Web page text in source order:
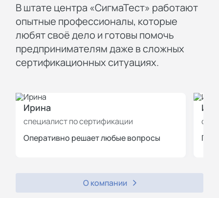
В штате центра «СигмаТест» работают
опытные профессионалы, которые
любят своё дело и готовы помочь
предпринимателям даже в сложных
сертификационных ситуациях.
Ирина
специалист по сертификации
Оперативно решает любые вопросы
О компании